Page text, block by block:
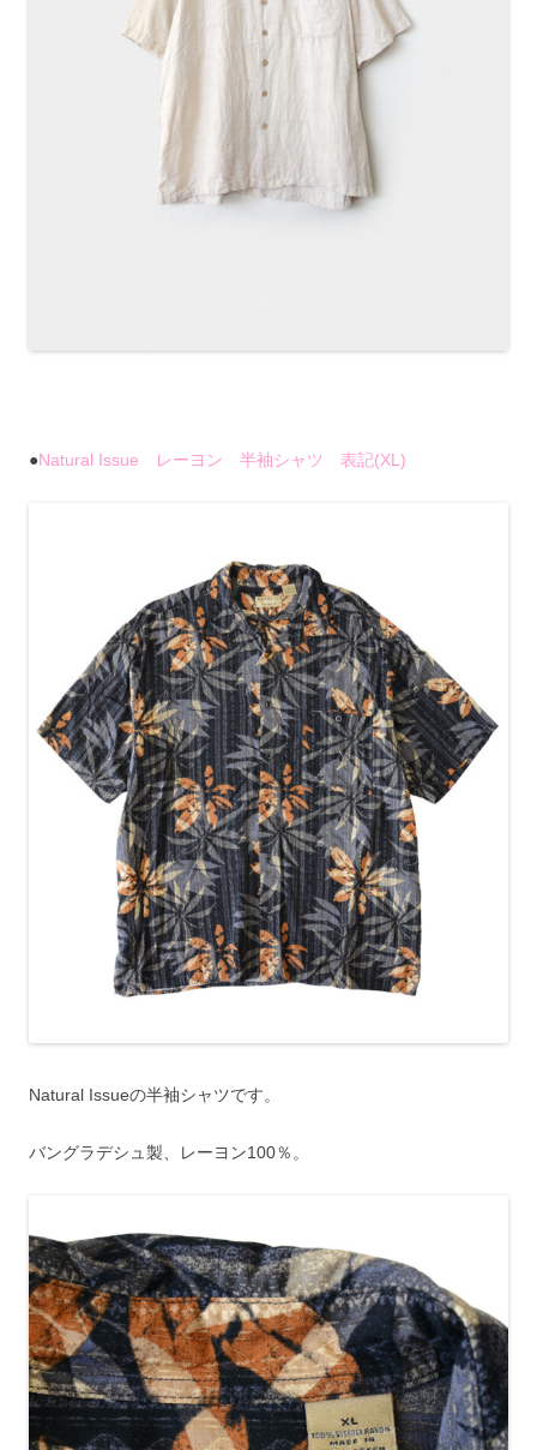
●Natural Issue レーヨン 半袖シャツ 表記(XL)
Natural Issueの半袖シャツです。
バングラデシュ製、レーヨン100％。